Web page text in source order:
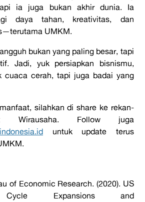
ia juga bukan akhir dunia. Ia
daya tahan, kreativitas, dan
UMKM.
bukan yang paling besar, tapi
Jadi, yuk persiapkan bisnismu,
cuaca cerah, tapi juga badai yang
silahkan di share ke rekan-
Wirausaha. Follow juga
untuk update terus
of Economic Research. (2020). US
Cycle Expansions and